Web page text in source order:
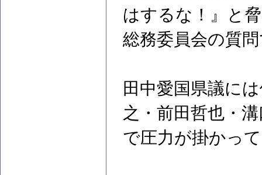
はするな！』と
総務委員会の質
田中愛国県議に
之・前田哲也・
で圧力が掛かっ